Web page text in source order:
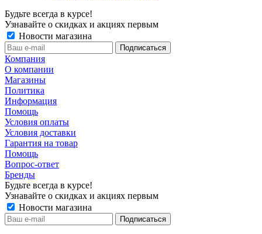
Будьте всегда в курсе!
Узнавайте о скидках и акциях первым
Новости магазина
Компания
О компании
Магазины
Политика
Информация
Помощь
Условия оплаты
Условия доставки
Гарантия на товар
Помощь
Вопрос-ответ
Бренды
Будьте всегда в курсе!
Узнавайте о скидках и акциях первым
Новости магазина